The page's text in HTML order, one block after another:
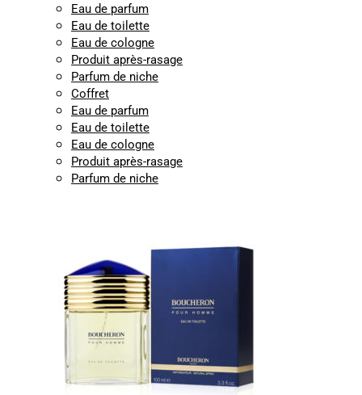
Eau de parfum
Eau de toilette
Eau de cologne
Produit après-rasage
Parfum de niche
Coffret
Eau de parfum
Eau de toilette
Eau de cologne
Produit après-rasage
Parfum de niche